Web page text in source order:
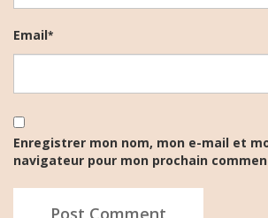
Email*
Enregistrer mon nom, mon e-mail et
navigateur pour mon prochain